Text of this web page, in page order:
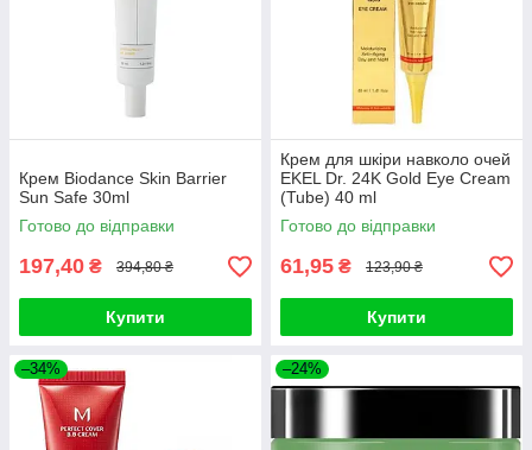
Крем Biodance Skin Barrier
Sun Safe 30ml
Готово до відправки
197,40 ₴ 394,80 ₴
Купити
Крем для шкіри навколо очей
EKEL Dr. 24K Gold Eye Cream
(Tube) 40 ml
Готово до відправки
61,95 ₴ 123,90 ₴
Купити
–34% –24%